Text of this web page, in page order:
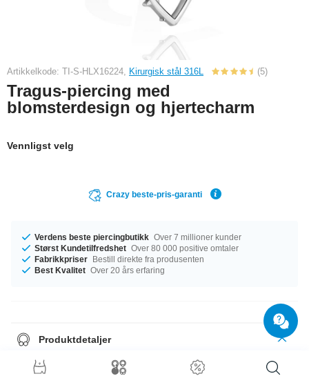
Artikkelkode: TI-S-HLX16224, Kirurgisk stål 316L (5)
Tragus-piercing med
blomsterdesign og hjertecharm
Vennligst velg
Crazy beste-pris-garanti
Verdens beste piercingbutikk Over 7 millioner kunder
Størst Kundetilfredshet Over 80 000 positive omtaler
Fabrikkpriser Bestill direkte fra produsenten
Best Kvalitet Over 20 års erfaring
Produktdetaljer
Tilgjengelig med et mål på 1.2 mm. Tilgjengelig med en lengde på 6 mm.
Kulestørrelsen er 3 mm. En praktfull artikkel som er akkurat slik du liker